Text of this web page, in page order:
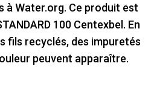
à Water.org. Ce produit est
100 Centexbel. En
fils recyclés, des impuretés
peuvent apparaître.